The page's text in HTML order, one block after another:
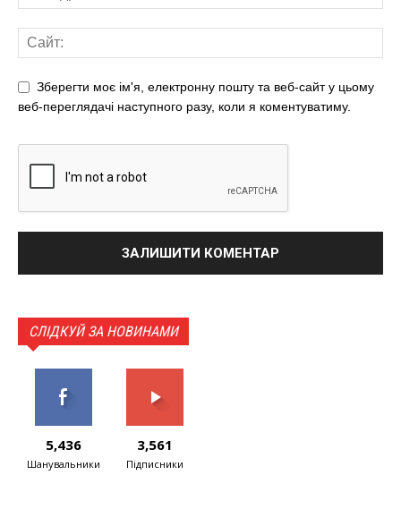
Зберегти моє ім'я, електронну пошту та веб-сайт у цьому
веб-переглядачі наступного разу, коли я коментуватиму.
СЛІДКУЙ ЗА НОВИНАМИ
5,436
Шанувальники
3,561
Підписники